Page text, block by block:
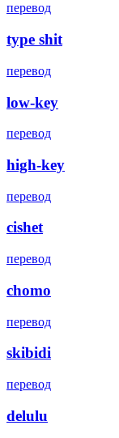
перевод
type shit
перевод
low-key
перевод
high-key
перевод
cishet
перевод
chomo
перевод
skibidi
перевод
delulu